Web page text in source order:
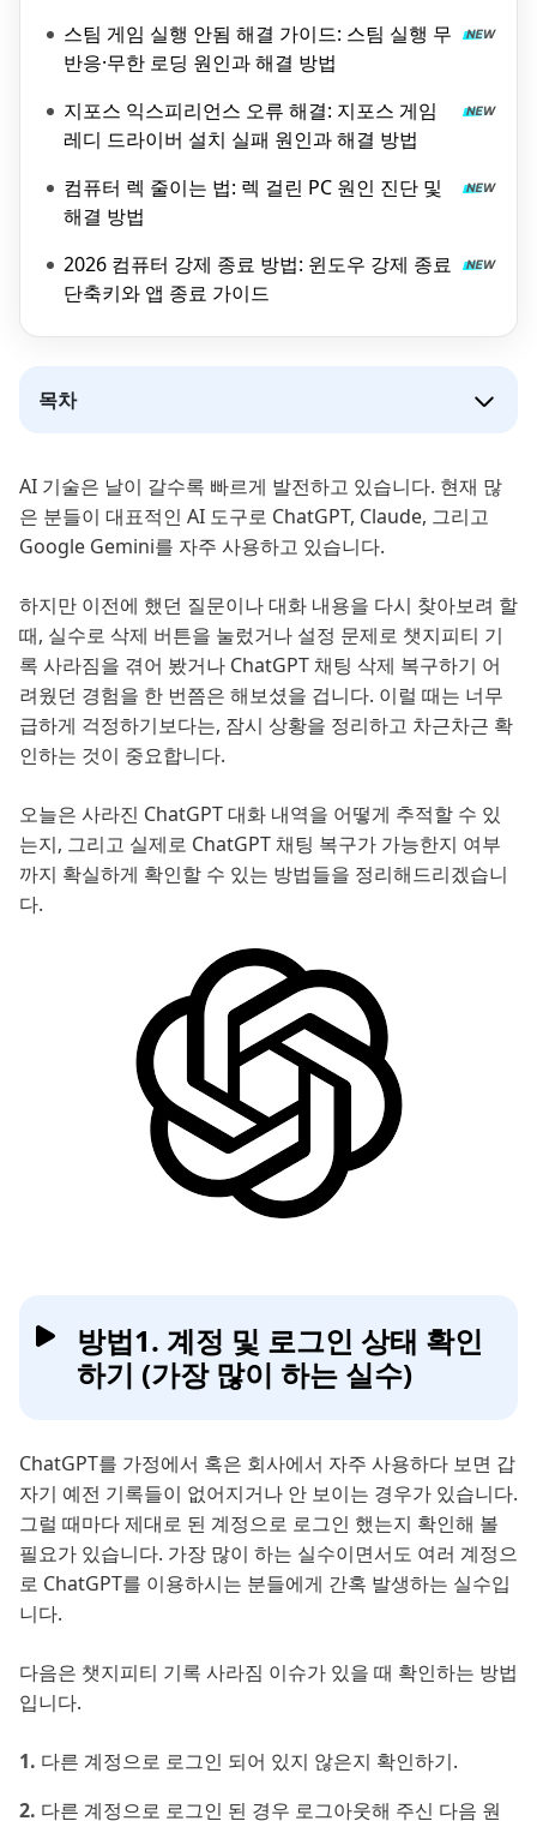
스팀 게임 실행 안됨 해결 가이드: 스팀 실행 무
반응·무한 로딩 원인과 해결 방법
지포스 익스피리언스 오류 해결: 지포스 게임
레디 드라이버 설치 실패 원인과 해결 방법
컴퓨터 렉 줄이는 법: 렉 걸린 PC 원인 진단 및
해결 방법
2026 컴퓨터 강제 종료 방법: 윈도우 강제 종료
단축키와 앱 종료 가이드
목차
AI 기술은 날이 갈수록 빠르게 발전하고 있습니다. 현재 많
은 분들이 대표적인 AI 도구로 ChatGPT, Claude, 그리고
Google Gemini를 자주 사용하고 있습니다.
하지만 이전에 했던 질문이나 대화 내용을 다시 찾아보려 할
때, 실수로 삭제 버튼을 눌렀거나 설정 문제로 챗지피티 기
록 사라짐을 겪어 봤거나 ChatGPT 채팅 삭제 복구하기 어
려웠던 경험을 한 번쯤은 해보셨을 겁니다. 이럴 때는 너무
급하게 걱정하기보다는, 잠시 상황을 정리하고 차근차근 확
인하는 것이 중요합니다.
오늘은 사라진 ChatGPT 대화 내역을 어떻게 추적할 수 있
는지, 그리고 실제로 ChatGPT 채팅 복구가 가능한지 여부
까지 확실하게 확인할 수 있는 방법들을 정리해드리겠습니
다.
방법1. 계정 및 로그인 상태 확인
하기 (가장 많이 하는 실수)
ChatGPT를 가정에서 혹은 회사에서 자주 사용하다 보면 갑
자기 예전 기록들이 없어지거나 안 보이는 경우가 있습니다.
그럴 때마다 제대로 된 계정으로 로그인 했는지 확인해 볼
필요가 있습니다. 가장 많이 하는 실수이면서도 여러 계정으
로 ChatGPT를 이용하시는 분들에게 간혹 발생하는 실수입
니다.
다음은 챗지피티 기록 사라짐 이슈가 있을 때 확인하는 방법
입니다.
다른 계정으로 로그인 되어 있지 않은지 확인하기.
다른 계정으로 로그인 된 경우 로그아웃해 주신 다음 원